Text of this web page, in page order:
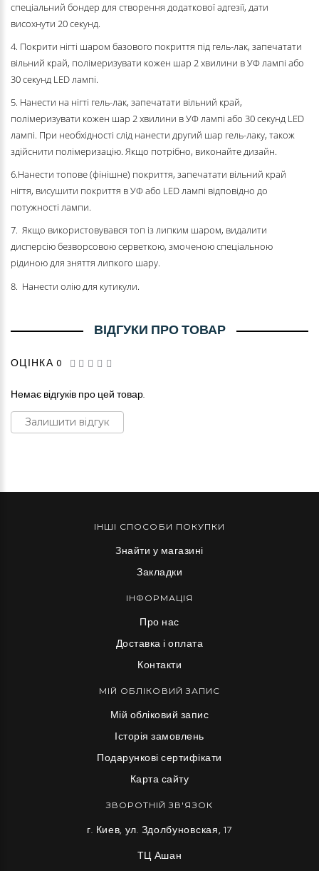
спеціальний бондер для створення додаткової адгезії, дати
висохнути 20 секунд.
4. Покрити нігті шаром базового покриття під гель-лак, запечатати
вільний край, полімеризувати кожен шар 2 хвилини в УФ лампі або
30 секунд LED лампі.
5. Нанести на нігті гель-лак, запечатати вільний край,
полімеризувати кожен шар 2 хвилини в УФ лампі або 30 секунд LED
лампі. При необхідності слід нанести другий шар гель-лаку, також
здійснити полімеризацію. Якщо потрібно, виконайте дизайн.
6.Нанести топове (фінішне) покриття, запечатати вільний край
нігтя, висушити покриття в УФ або LED лампі відповідно до
потужності лампи.
7. Якщо використовувався топ із липким шаром, видалити
дисперсію безворсовою серветкою, змоченою спеціальною
рідиною для зняття липкого шару.
8. Нанести олію для кутикули.
ВІДГУКИ ПРО ТОВАР
ОЦІНКА 0
Немає відгуків про цей товар.
Залишити відгук
ІНШІ СПОСОБИ ПОКУПКИ
Знайти у магазині
Закладки
ІНФОРМАЦІЯ
Про нас
Доставка і оплата
Контакти
МІЙ ОБЛІКОВИЙ ЗАПИС
Мій обліковий запис
Історія замовлень
Подарункові сертифікати
Карта сайту
ЗВОРОТНІЙ ЗВ'ЯЗОК
г. Киев, ул. Здолбуновская, 17
ТЦ Ашан